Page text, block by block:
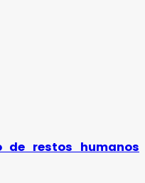
de restos humanos